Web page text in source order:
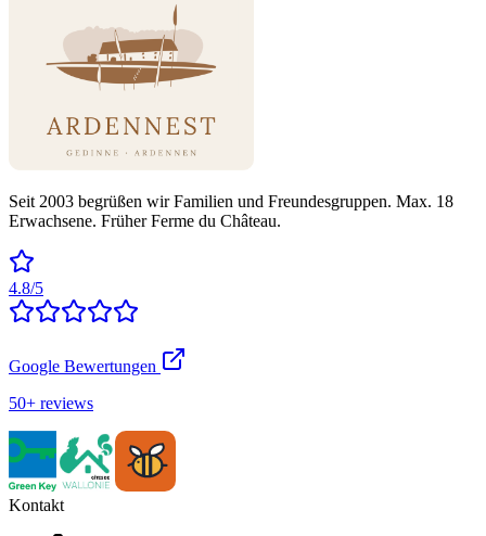
Seit 2003 begrüßen wir Familien und Freundesgruppen. Max. 18
Erwachsene. Früher Ferme du Château.
4.8/5
Google Bewertungen
50+ reviews
Kontakt